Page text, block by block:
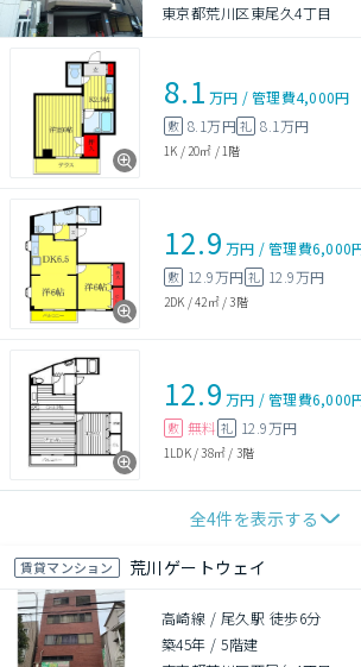
東京都荒川区東尾久4丁目
8.1 万円 /管理費4,000円
敷 8.1万円礼 8.1万円
1K / 20㎡ / 1階
12.9 万円 /管理費6,000
敷 12.9万円 礼 12.9万円
2DK /42㎡/3階
12.9 万円 /管理費6,000
敷 無料 礼 12.9万円
1LDK/38㎡ / 3階
全4件を表示する
賃貸マンション 荒川ゲートウェイ
高崎線 / 尾久駅 徒歩6分
築45年 /5階建